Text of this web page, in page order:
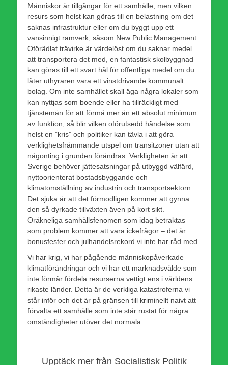
Människor är tillgångar för ett samhälle, men vilken
resurs som helst kan göras till en belastning om det
saknas infrastruktur eller om du byggt upp ett
vansinnigt ramverk, såsom New Public Management.
Oförädlat trävirke är värdelöst om du saknar medel
att transportera det med, en fantastisk skolbyggnad
kan göras till ett svart hål för offentliga medel om du
låter uthyraren vara ett vinstdrivande kommunalt
bolag. Om inte samhället skall äga några lokaler som
kan nyttjas som boende eller ha tillräckligt med
tjänstemän för att förmå mer än ett absolut minimum
av funktion, så blir vilken oförutsedd händelse som
helst en ”kris” och politiker kan tävla i att göra
verklighetsfrämmande utspel om transitzoner utan att
någonting i grunden förändras. Verkligheten är att
Sverige behöver jättesatsningar på utbyggd välfärd,
nyttoorienterat bostadsbyggande och
klimatomställning av industrin och transportsektorn.
Det sjuka är att det förmodligen kommer att gynna
den så dyrkade tillväxten även på kort sikt.
Oräkneliga samhällsfenomen som idag betraktas
som problem kommer att vara ickefrågor – det är
bonusfester och julhandelsrekord vi inte har råd med.
Vi har krig, vi har pågående människopåverkade
klimatförändringar och vi har ett marknadsvälde som
inte förmår fördela resurserna vettigt ens i världens
rikaste länder. Detta är de verkliga katastroferna vi
står inför och det är på gränsen till kriminellt naivt att
förvalta ett samhälle som inte står rustat för några
omständigheter utöver det normala.
Upptäck mer från Socialistisk Politik